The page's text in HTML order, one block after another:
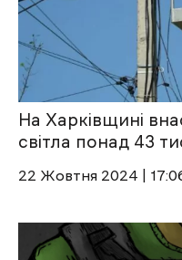
На Харківщині
світла понад 43
22 Жовтня 2024 |